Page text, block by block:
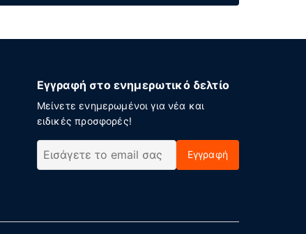
Εγγραφή στο ενημερωτικό δελτίο
Μείνετε ενημερωμένοι για νέα και
ειδικές προσφορές!
Εγγραφή